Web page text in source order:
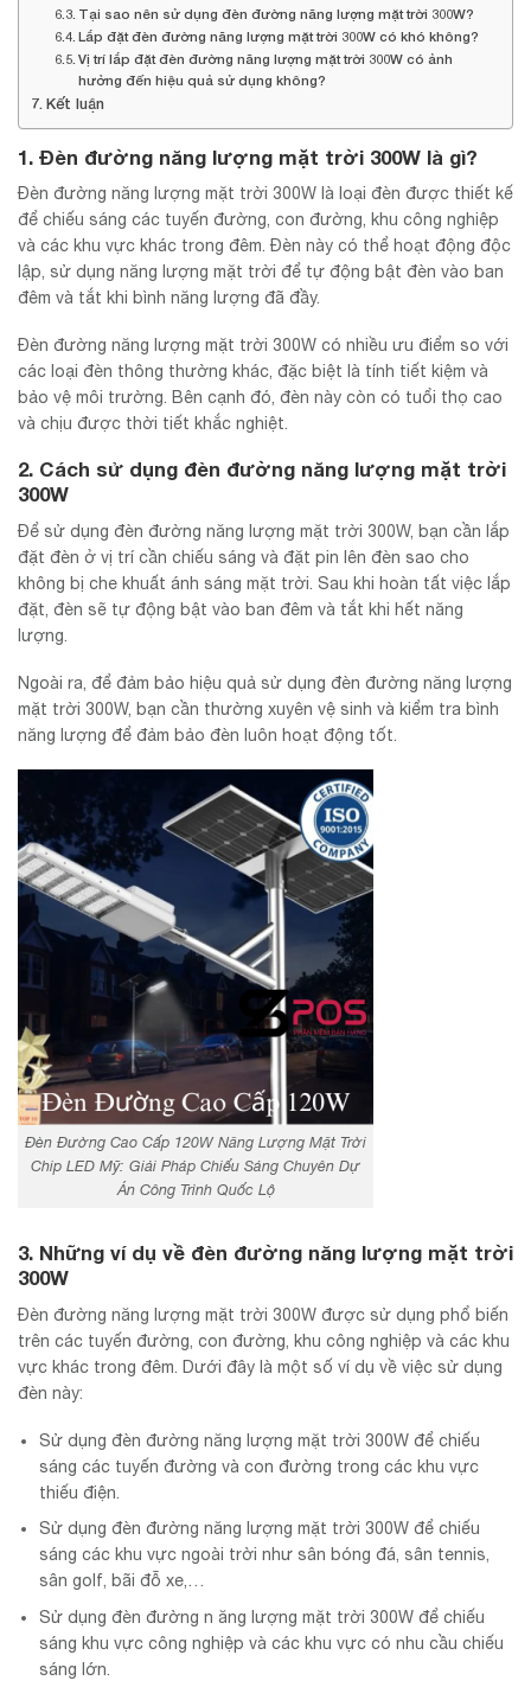
Tại sao nên sử dụng đèn đường năng lượng mặt trời 300W?
Lắp đặt đèn đường năng lượng mặt trời 300W có khó không?
Vị trí lắp đặt đèn đường năng lượng mặt trời 300W có ảnh
hưởng đến hiệu quả sử dụng không?
Kết luận
1. Đèn đường năng lượng mặt trời 300W là gì?
Đèn đường năng lượng mặt trời 300W là loại đèn được thiết kế
để chiếu sáng các tuyến đường, con đường, khu công nghiệp
và các khu vực khác trong đêm. Đèn này có thể hoạt động độc
lập, sử dụng năng lượng mặt trời để tự động bật đèn vào ban
đêm và tắt khi bình năng lượng đã đầy.
Đèn đường năng lượng mặt trời 300W có nhiều ưu điểm so với
các loại đèn thông thường khác, đặc biệt là tính tiết kiệm và
bảo vệ môi trường. Bên cạnh đó, đèn này còn có tuổi thọ cao
và chịu được thời tiết khắc nghiệt.
2. Cách sử dụng đèn đường năng lượng mặt trời
300W
Để sử dụng đèn đường năng lượng mặt trời 300W, bạn cần lắp
đặt đèn ở vị trí cần chiếu sáng và đặt pin lên đèn sao cho
không bị che khuất ánh sáng mặt trời. Sau khi hoàn tất việc lắp
đặt, đèn sẽ tự động bật vào ban đêm và tắt khi hết năng
lượng.
Ngoài ra, để đảm bảo hiệu quả sử dụng đèn đường năng lượng
mặt trời 300W, bạn cần thường xuyên vệ sinh và kiểm tra bình
năng lượng để đảm bảo đèn luôn hoạt động tốt.
Đèn Đường Cao Cấp 120W Năng Lượng Mặt Trời
Chip LED Mỹ: Giải Pháp Chiếu Sáng Chuyên Dự
Án Công Trình Quốc Lộ
3. Những ví dụ về đèn đường năng lượng mặt trời
300W
Đèn đường năng lượng mặt trời 300W được sử dụng phổ biến
trên các tuyến đường, con đường, khu công nghiệp và các khu
vực khác trong đêm. Dưới đây là một số ví dụ về việc sử dụng
đèn này:
Sử dụng đèn đường năng lượng mặt trời 300W để chiếu
sáng các tuyến đường và con đường trong các khu vực
thiếu điện.
Sử dụng đèn đường năng lượng mặt trời 300W để chiếu
sáng các khu vực ngoài trời như sân bóng đá, sân tennis,
sân golf, bãi đỗ xe,…
Sử dụng đèn đường n ăng lượng mặt trời 300W để chiếu
sáng khu vực công nghiệp và các khu vực có nhu cầu chiếu
sáng lớn.